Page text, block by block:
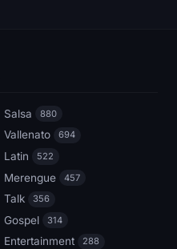
Salsa 880
Vallenato 694
Latin 522
Merengue 457
Talk 356
Gospel 314
Entertainment 288